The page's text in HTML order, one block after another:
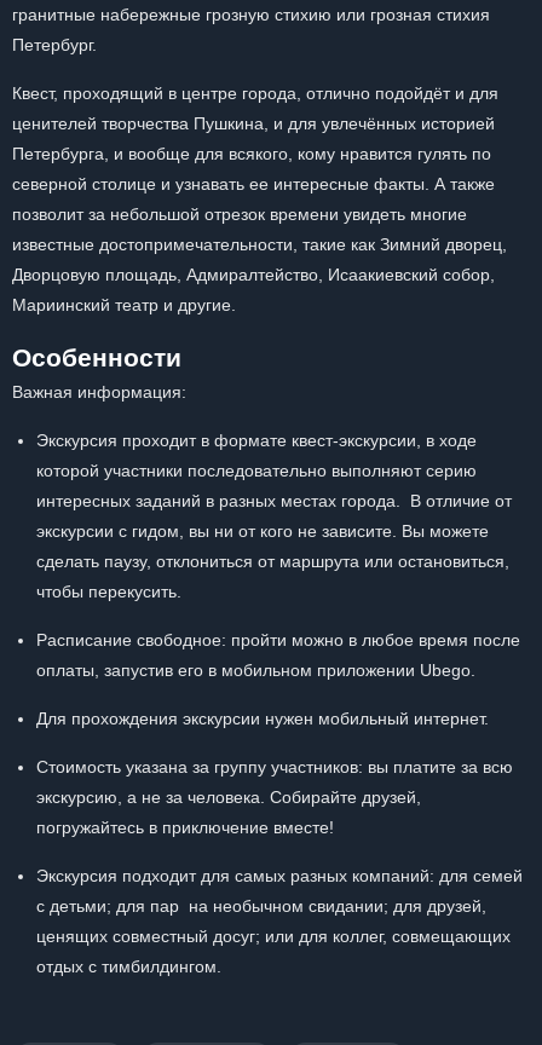
гранитные набережные грозную стихию или грозная стихия
Петербург.
Квест, проходящий в центре города, отлично подойдёт и для
ценителей творчества Пушкина, и для увлечённых историей
Петербурга, и вообще для всякого, кому нравится гулять по
северной столице и узнавать ее интересные факты. А также
позволит за небольшой отрезок времени увидеть многие
известные достопримечательности, такие как Зимний дворец,
Дворцовую площадь, Адмиралтейство, Исаакиевский собор,
Мариинский театр и другие.
Особенности
Важная информация:
Экскурсия проходит в формате квест-экскурсии, в ходе
которой участники последовательно выполняют серию
интересных заданий в разных местах города. В отличие от
экскурсии с гидом, вы ни от кого не зависите. Вы можете
сделать паузу, отклониться от маршрута или остановиться,
чтобы перекусить.
Расписание свободное: пройти можно в любое время после
оплаты, запустив его в мобильном приложении Ubego.
Для прохождения экскурсии нужен мобильный интернет.
Стоимость указана за группу участников: вы платите за всю
экскурсию, а не за человека. Собирайте друзей,
погружайтесь в приключение вместе!
Экскурсия подходит для самых разных компаний: для семей
с детьми; для пар на необычном свидании; для друзей,
ценящих совместный досуг; или для коллег, совмещающих
отдых с тимбилдингом.